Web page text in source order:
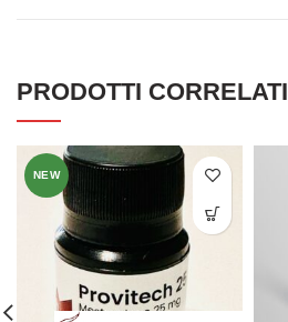
PRODOTTI CORRELATI
NEW